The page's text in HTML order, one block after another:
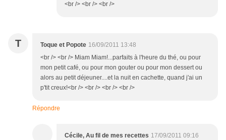
<br /> <br /> <br />
T Toque et Popote 16/09/2011 13:48
<br /> <br /> Miam Miam!...parfaits à l'heure du thé, ou pour
mon petit café, ou pour mon gouter ou pour mon dessert ou
alors au petit déjeuner....et la nuit en cachette, quand j'ai un
p'tit creux!<br /> <br /> <br /> <br />
Répondre
Cécile, Au fil de mes recettes 17/09/2011 09:16